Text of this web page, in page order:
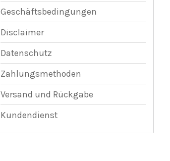
Geschäftsbedingungen
Disclaimer
Datenschutz
Zahlungsmethoden
Versand und Rückgabe
Kundendienst